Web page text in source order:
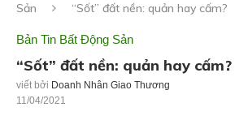
Sản
“Sốt” đất nền: quản hay cấm?
Bản Tin Bất Động Sản
“Sốt” đất nền: quản hay cấm?
viết bởi Doanh Nhân Giao Thương
11/04/2021